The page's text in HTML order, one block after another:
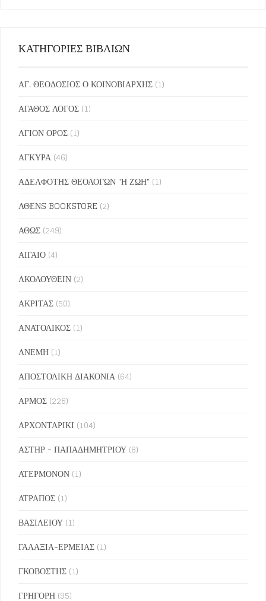
ΚΑΤΗΓΟΡΙΕΣ ΒΙΒΛΙΩΝ
ΑΓ. ΘΕΟΔΟΣΙΟΣ Ο ΚΟΙΝΟΒΙΑΡΧΗΣ (1)
ΑΓΑΘΟΣ ΛΟΓΟΣ (1)
ΑΓΙΟΝ ΟΡΟΣ (1)
ΑΓΚΥΡΑ (46)
ΑΔΕΛΦΟΤΗΣ ΘΕΟΛΟΓΩΝ "Η ΖΩΗ" (1)
ΑΘΕΝS BOOKSTORE (2)
ΑΘΩΣ (249)
ΑΙΓΑΙΟ (4)
ΑΚΟΛΟΥΘΕΙΝ (2)
ΑΚΡΙΤΑΣ (50)
ΑΝΑΤΟΛΙΚΟΣ (1)
ΑΝΕΜΗ (1)
ΑΠΟΣΤΟΛΙΚΗ ΔΙΑΚΟΝΙΑ (64)
ΑΡΜΟΣ (226)
ΑΡΧΟΝΤΑΡΙΚΙ (104)
ΑΣΤΗΡ - ΠΑΠΑΔΗΜΗΤΡΙΟΥ (8)
ΑΤΕΡΜΟΝΟΝ (1)
ΑΤΡΑΠΟΣ (1)
ΒΑΣΙΛΕΙΟΥ (1)
ΓΑΛΑΞΙΑ-ΕΡΜΕΙΑΣ (1)
ΓΚΟΒΟΣΤΗΣ (1)
ΓΡΗΓΟΡΗ (95)